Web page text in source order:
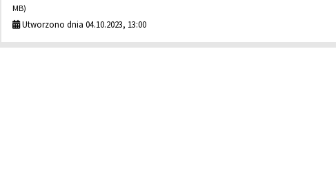
MB)
Utworzono dnia 04.10.2023, 13:00